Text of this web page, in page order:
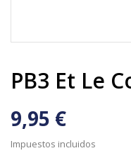
PB3 Et Le
9,95 €
Impuestos incluidos